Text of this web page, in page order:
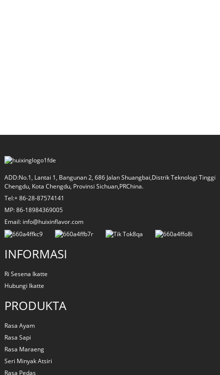
ADD:No.1, Lantai 1, Bangunan 2, 686 Jalan Shuangbai,Distrik Teknologi Tinggi
Chengdu, Kota Chengdu, Provinsi Sichuan,PRChina.
Tel:+ 86-28-87574141
MP: 86-18984369005
Email: info@huixinflavor.com
INFORMASI
Ri Sesena Ikatte
Hubungi Ikatte
PRODUKTA
Rasa Ayam
Rasa Sapi
Rasa Maraeng
Seri Minyak Atsiri
Rasa Pedas